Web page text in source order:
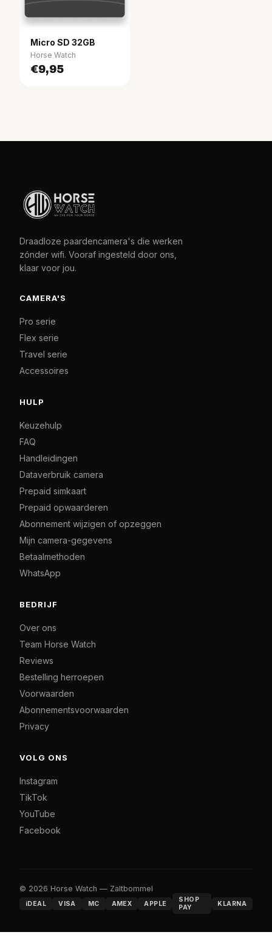
Micro SD 32GB
Horse Watch
€9,95
Draadloze paardencamera's die werken
zónder wifi. Vooraf ingesteld door ons,
klaar voor jou.
CAMERA'S
Pro serie
Flex serie
Travel serie
Accessoires
HULP
Keuzehulp
FAQ
Handleidingen
Dataverbruik camera
Prepaid simkaart
Prepaid opwaarderen
Abonnement wijzigen of opzeggen
Mijn camera-gegevens
Betaalmethoden
WhatsApp
BEDRIJF
Over ons
Team Horse Watch
Reviews
Bestelling herroepen
Voorwaarden
Abonnementsvoorwaarden
Privacy
VOLG ONS
Instagram
TikTok
YouTube
Facebook
© 2026 Horse Watch — Zaltbommel
iDEAL VISA MC AMEX APPLE
SHOP
PAY
KLARNA